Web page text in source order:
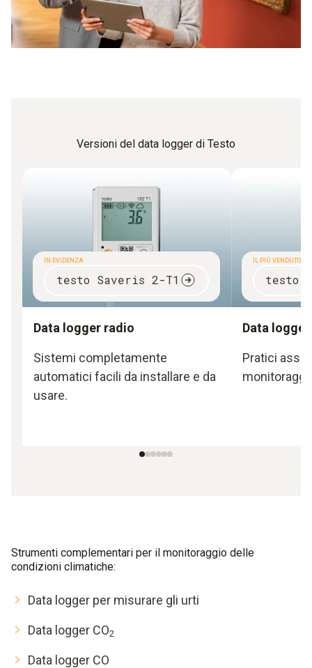
Severe direttive per i valori limite
Versioni del data logger di Testo
IN EVIDENZA
testo Saveris 2-T1
Data logger radio
Sistemi completamente
automatici facili da installare e da
usare.
IL PIÙ VENDUTO
testo
Data
Pratici
Strumenti complementari per il monitoraggio delle
condizioni climatiche:
Data logger per misurare gli urti
Data logger CO2
Data logger CO